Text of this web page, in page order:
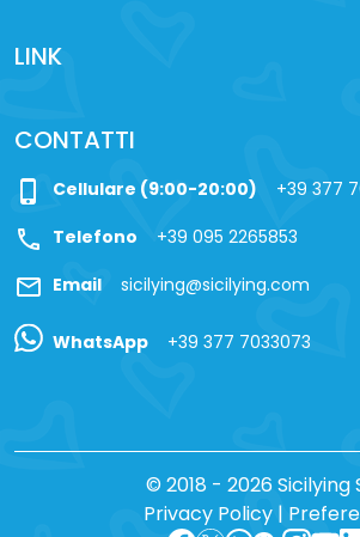
LINK
CONTATTI
phone_iphone Cellulare (9:00-20:00) +39 377
call Telefono +39 095 2265853
mail Email sicilying@sicilying.com
WhatsApp +39 377 7033073
© 2018 - 2026 Sicilying
Privacy Policy|